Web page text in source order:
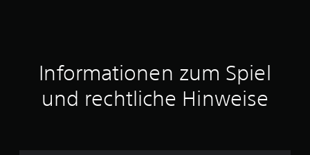
t
u
Informationen zum Spiel
und rechtliche Hinweise